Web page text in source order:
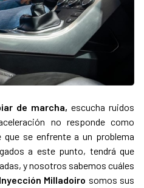
de marcha, escucha ruidos
no responde como
se enfrente a un problema
a este punto, tendrá que
y nosotros sabemos cuáles
Milladoiro somos sus